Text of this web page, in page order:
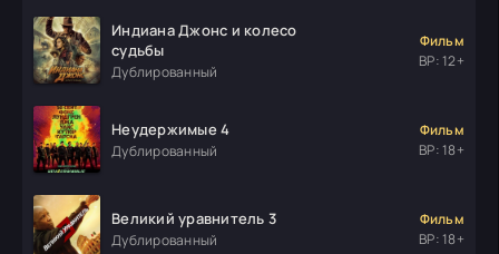
Индиана Джонс и колесо
судьбы
Дублированный
Фильм
ВР: 12+
Неудержимые 4
Дублированный
Фильм
ВР: 18+
Великий уравнитель 3
Дублированный
Фильм
ВР: 18+